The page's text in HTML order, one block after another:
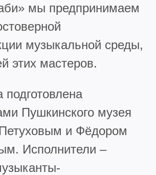
мы предпринимаем
музыкальной среды,
этих мастеров.
Пушкинского музея
и Фёдором
Исполнители –